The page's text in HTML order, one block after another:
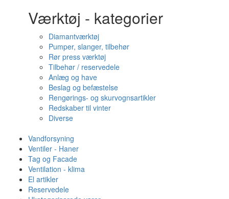
Værktøj - kategorier
Diamantværktøj
Pumper, slanger, tilbehør
Rør press værktøj
Tilbehør / reservedele
Anlæg og have
Beslag og befæstelse
Rengørings- og skurvognsartikler
Redskaber til vinter
Diverse
Vandforsyning
Ventiler - Haner
Tag og Facade
Ventilation - klima
El artikler
Reservedele